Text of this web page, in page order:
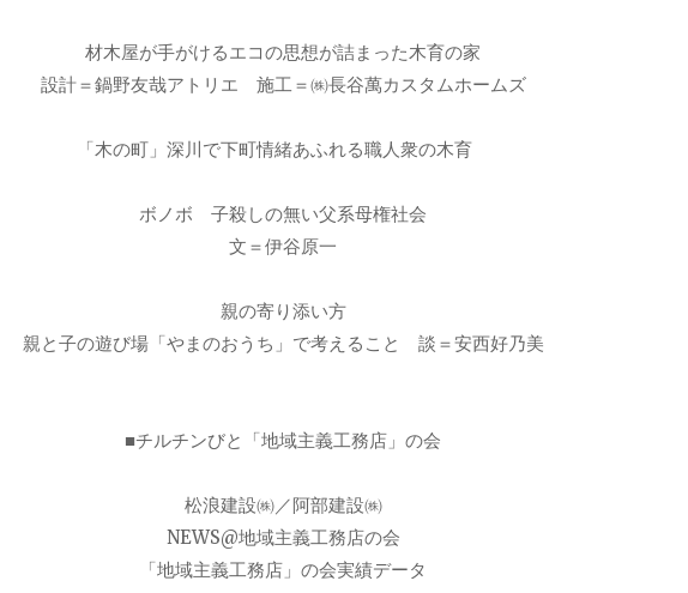
材木屋が手がけるエコの思想が詰まった木育の家
設計＝鍋野友哉アトリエ 施工＝㈱長谷萬カスタムホームズ
「木の町」深川で下町情緒あふれる職人衆の木育
ボノボ 子殺しの無い父系母権社会
文＝伊谷原一
親の寄り添い方
親と子の遊び場「やまのおうち」で考えること 談＝安西好乃美
■チルチンびと「地域主義工務店」の会
松浪建設㈱／阿部建設㈱
NEWS@地域主義工務店の会
「地域主義工務店」の会実績データ